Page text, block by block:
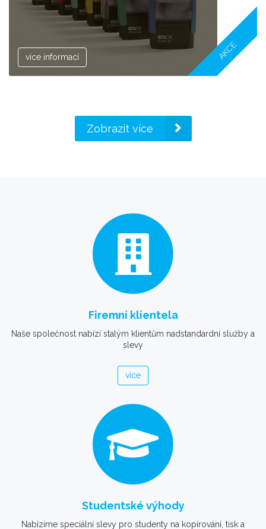
více informací AKCE
Zobrazit více
Firemní klientela
Naše společnost nabízí stalým klientům nadstandardní služby a
slevy
více
Studentské výhody
Nabízíme speciální slevy pro studenty na kopírování, tisk a